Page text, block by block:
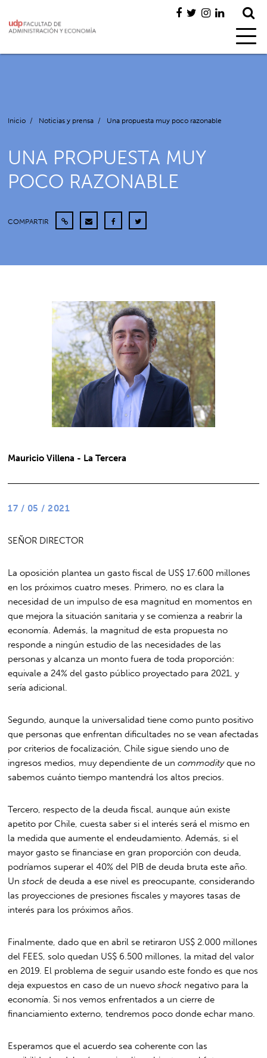
Inicio / Noticias y prensa / Una propuesta muy poco razonable
UNA PROPUESTA MUY
POCO RAZONABLE
COMPARTIR
Mauricio Villena - La Tercera
17 / 05 / 2021
SEÑOR DIRECTOR
La oposición plantea un gasto fiscal de US$ 17.600 millones
en los próximos cuatro meses. Primero, no es clara la
necesidad de un impulso de esa magnitud en momentos en
que mejora la situación sanitaria y se comienza a reabrir la
economía. Además, la magnitud de esta propuesta no
responde a ningún estudio de las necesidades de las
personas y alcanza un monto fuera de toda proporción:
equivale a 24% del gasto público proyectado para 2021, y
sería adicional.
Segundo, aunque la universalidad tiene como punto positivo
que personas que enfrentan dificultades no se vean afectadas
por criterios de focalización, Chile sigue siendo uno de
ingresos medios, muy dependiente de uncommodityque no
sabemos cuánto tiempo mantendrá los altos precios.
Tercero, respecto de la deuda fiscal, aunque aún existe
apetito por Chile, cuesta saber si el interés será el mismo en
la medida que aumente el endeudamiento. Además, si el
mayor gasto se financiase en gran proporción con deuda,
podríamos superar el 40% del PIB de deuda bruta este año.
Un stock de deuda a ese nivel es preocupante, considerando
las proyecciones de presiones fiscales y mayores tasas de
interés para los próximos años.
Finalmente, dado que en abril se retiraron US$ 2.000 millones
del FEES, solo quedan US$ 6.500 millones, la mitad del valor
en 2019. El problema de seguir usando este fondo es que nos
deja expuestos en caso de un nuevo shock negativo para la
economía. Si nos vemos enfrentados a un cierre de
financiamiento externo, tendremos poco donde echar mano.
Esperamos que el acuerdo sea coherente con las